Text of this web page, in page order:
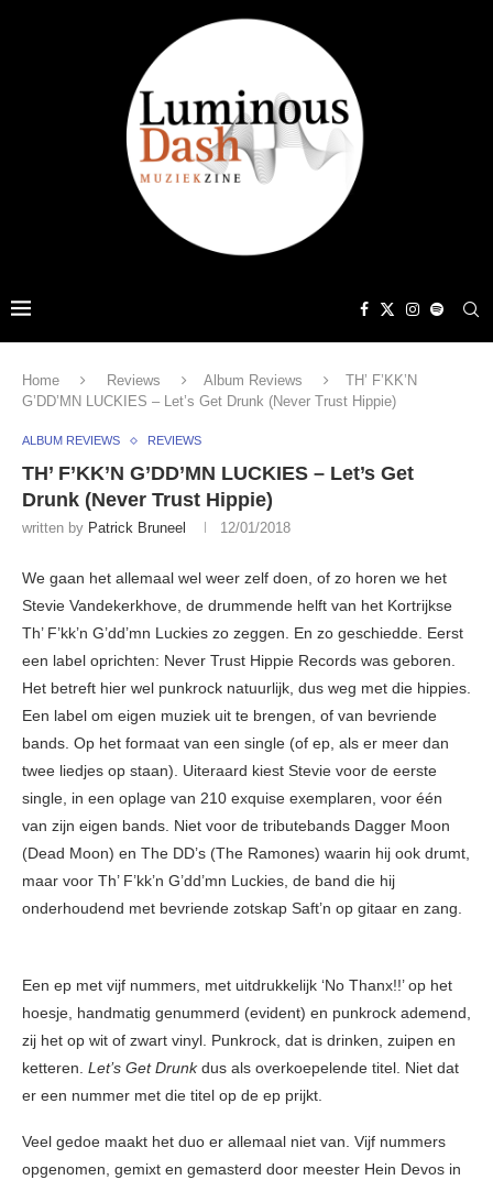
Home Reviews Album Reviews
TH’ F’KK’N
G’DD’MN LUCKIES – Let’s Get Drunk (Never Trust Hippie)
ALBUM REVIEWS REVIEWS
TH’ F’KK’N G’DD’MN LUCKIES – Let’s Get
Drunk (Never Trust Hippie)
written by Patrick Bruneel 12/01/2018
We gaan het allemaal wel weer zelf doen, of zo horen we het
Stevie Vandekerkhove, de drummende helft van het Kortrijkse
Th’ F’kk’n G’dd’mn Luckies zo zeggen. En zo geschiedde. Eerst
een label oprichten: Never Trust Hippie Records was geboren.
Het betreft hier wel punkrock natuurlijk, dus weg met die hippies.
Een label om eigen muziek uit te brengen, of van bevriende
bands. Op het formaat van een single (of ep, als er meer dan
twee liedjes op staan). Uiteraard kiest Stevie voor de eerste
single, in een oplage van 210 exquise exemplaren, voor één
van zijn eigen bands. Niet voor de tributebands Dagger Moon
(Dead Moon) en The DD’s (The Ramones) waarin hij ook drumt,
maar voor Th’ F’kk’n G’dd’mn Luckies, de band die hij
onderhoudend met bevriende zotskap Saft’n op gitaar en zang.
Een ep met vijf nummers, met uitdrukkelijk ‘No Thanx!!’ op het
hoesje, handmatig genummerd (evident) en punkrock ademend,
zij het op wit of zwart vinyl. Punkrock, dat is drinken, zuipen en
ketteren. Let’s Get Drunkdus als overkoepelende titel. Niet dat
er een nummer met die titel op de ep prijkt.
Veel gedoe maakt het duo er allemaal niet van. Vijf nummers
opgenomen, gemixt en gemasterd door meester Hein Devos in